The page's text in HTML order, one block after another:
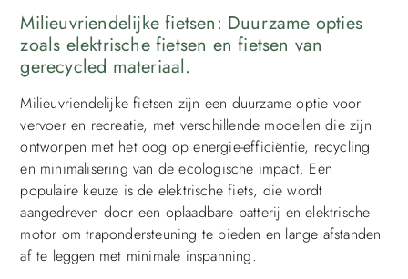
Milieuvriendelijke fietsen: Duurzame opties
zoals elektrische fietsen en fietsen van
gerecycled materiaal.
Milieuvriendelijke fietsen zijn een duurzame optie voor
vervoer en recreatie, met verschillende modellen die zijn
ontworpen met het oog op energie-efficiëntie, recycling
en minimalisering van de ecologische impact. Een
populaire keuze is de elektrische fiets, die wordt
aangedreven door een oplaadbare batterij en elektrische
motor om trapondersteuning te bieden en lange afstanden
af te leggen met minimale inspanning.